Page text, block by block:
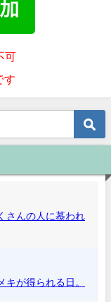
可
す
さんの人に慕われ
キが得られる日。